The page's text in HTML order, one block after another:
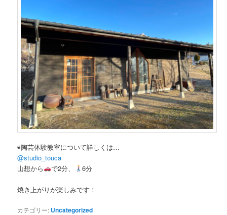
◉陶芸体験教室について詳しくは…
@studio_touca
山想から
で2分、 6分
焼き上がりが楽しみです！
カテゴリー: Uncategorized